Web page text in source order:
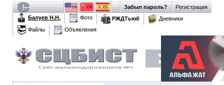
Регистрация
Забыл пароль?
Балуев Н.Н.
Фото РЖДТьюб
Дневники
Файлы
Объявления